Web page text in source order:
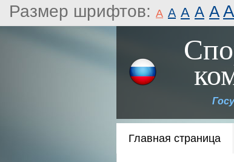
Размер шрифтов: A A A A A A
Главная страница